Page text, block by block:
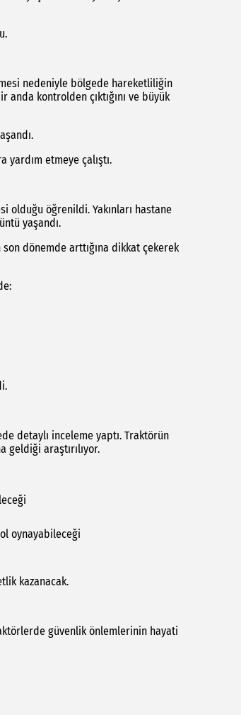
nedeniyle bölgede hareketliliğin
kontrolden çıktığını ve büyük
etmeye çalıştı.
olduğu öğrenildi. Yakınları hastane
yaşandı.
dönemde arttığına dikkat çekerek
detaylı inceleme yaptı. Traktörün
geldiği araştırılıyor.
oynayabileceği
kazanacak.
güvenlik önlemlerinin hayati